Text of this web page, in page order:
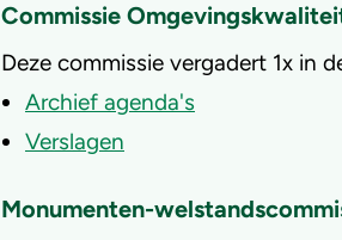
Commissie
Deze commissie vergadert 1x in
Archief agenda's
Verslagen
Monumenten-